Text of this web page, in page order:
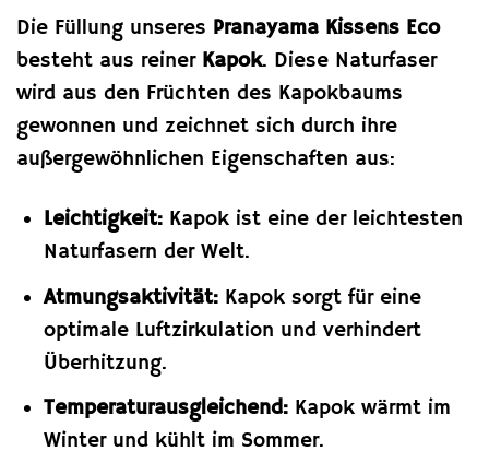
Die Füllung unseres Pranayama Kissens Eco
besteht aus reiner Kapok. Diese Naturfaser
wird aus den Früchten des Kapokbaums
gewonnen und zeichnet sich durch ihre
außergewöhnlichen Eigenschaften aus:
Leichtigkeit:Kapok ist eine der leichtesten
Naturfasern der Welt.
Atmungsaktivität:Kapok sorgt für eine
optimale Luftzirkulation und verhindert
Überhitzung.
Temperaturausgleichend:Kapok wärmt im
Winter und kühlt im Sommer.